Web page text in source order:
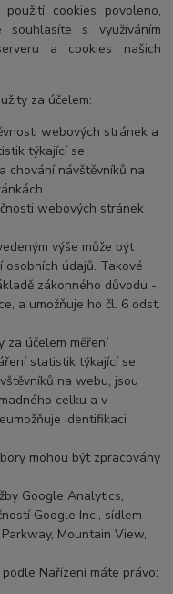
cookies povoleno,
s využíváním
a cookies našich
za účelem:
webových stránek a
týkající se
chování návštěvníků na
webových stránek
výše může být
osobních údajů. Takové
zákonného důvodu -
a umožňuje ho čl. 6 odst.
za účelem měření
statistik týkající se
na webu, jsou
celku a v
identifikaci
mohou být zpracovány
Google Analytics,
Google Inc., sídlem
Mountain View,
Nařízení máte právo: